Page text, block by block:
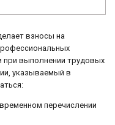
взносы на
при выполнении трудовых
указываемый в
перечислении